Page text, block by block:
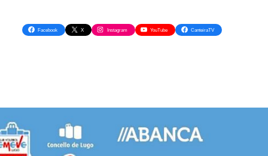
Facebook X Instagram YouTube CanteiraTV